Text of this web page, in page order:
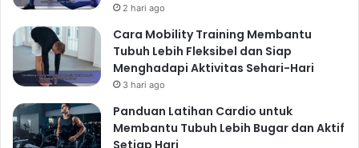
2 hari ago
Cara Mobility Training Membantu
Tubuh Lebih Fleksibel dan Siap
Menghadapi Aktivitas Sehari-Hari
3 hari ago
Panduan Latihan Cardio untuk
Membantu Tubuh Lebih Bugar dan Aktif
Setiap Hari